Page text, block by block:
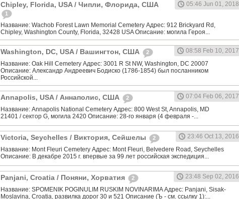
Chipley, Florida, USA / Чипли, Флорида, США
1
05:46 Jun 01, 2018
Название: Wachob Forest Lawn Memorial Cemetery Адрес: 912 Brickyard Rd,
Chipley, Washington County, Florida, 32428 USA Описание: могила Героя...
Washington, DC, USA / Вашингтон, США 2
08:58 Feb 10, 2017
Название: Oak Hill Cemetery Адрес: 3001 R St NW, Washington, DC 20007
Описание: Александр Андреевич Бодиско (1786-1854) был посланником
Российской...
Annapolis, USA / Аннаполис, США 2
07:04 Feb 06, 2017
Название: Annapolis National Cemetery Адрес: 800 West St, Annapolis, MD
21401 / сектор G, могила 2420 Описание: 28-го января (4 февраля -...
Victoria, Seychelles / Виктория, Сейшелы 2
23:46 Oct 13, 2016
Название: Mont Fleuri Cemetery Адрес: Mont Fleuri, Belvedere Road, Seychelles
Описание: В декабре 2015 г. впервые за 99 лет российская экспедиция...
Panjani, Croatia / Поняни, Хорватия 2
23:48 Sep 02, 2016
Название: SPOMENIK POGINULIM RUSKIM NOVINARIMA Адрес: Panjani, Sisak-
Moslavina, Croatia, развилка дорог 30 и 521 Описание (Ъ - см. ссылку 1):...